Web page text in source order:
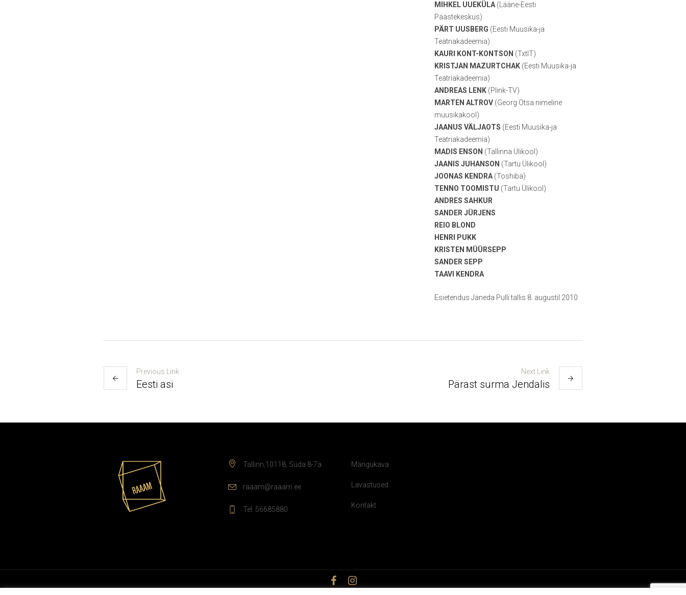
MIHKEL UUEKÜLA(Lääne-Eesti
Päästekeskus)
PÄRT UUSBERG (Eesti Muusika-ja
Teatriakadeemia)
KAURI KONT-KONTSON (TxtIT)
KRISTJAN MAZURTCHAK(Eesti Muusika-ja
Teatriakadeemia)
ANDREAS LENK(Plink-TV)
MARTEN ALTROV(Georg Otsa nimeline
muusikakool)
JAANUS VÄLJAOTS (Eesti Muusika-ja
Teatriakadeemia)
MADIS ENSON (Tallinna Ülikool)
JAANIS JUHANSON (Tartu Ülikool)
JOONAS KENDRA(Toshiba)
TENNO TOOMISTU (Tartu Ülikool)
ANDRES SAHKUR
SANDER JÜRJENS
REIO BLOND
HENRI PUKK
KRISTEN MÜÜRSEPP
SANDER SEPP
TAAVI KENDRA
Esietendus Jäneda Pulli tallis 8. augustil 2010
Previous Link
Eesti asi
Next Link
Pärast surma Jendalis
Tallinn,10118, Süda 8-7a
raaam@raaam.ee
Tel: 56685880
Mängukava
Lavastused
Kontakt